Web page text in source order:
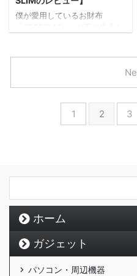
っている人が少ないスマート
ホーム。 今回は何を導入して
いるのか？を認識していただ
ます！ スマートホーム設備の
僕が愛用しているお財布
て、SECRID Miniを紹介してい
進化したのか？見ていきま
す。 リンク 小型財布の代表
このカードが飛び出すギミッ
他、携帯性に優れた形など
色々と語れるポイントが多 ...
1 2 3
ホーム
ガジェット
パソコン・周辺機器